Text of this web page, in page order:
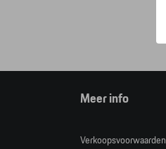
Meer info
Verkoopsvoorwaarden